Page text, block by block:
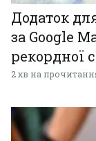
Додаток
за Google
рекордної
2 хв на